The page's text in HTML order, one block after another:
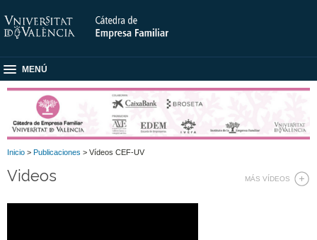
MENÚ
Inicio > Publicaciones > Vídeos CEF-UV
Videos MÁS VÍDEOS